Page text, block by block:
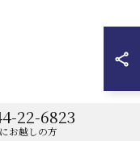
22-6823
お越しの方